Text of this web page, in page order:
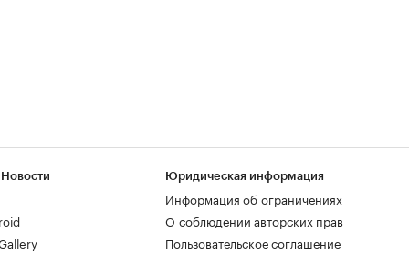
Юридическая информация
Информация об ограничениях
О соблюдении авторских прав
Пользовательское соглашение